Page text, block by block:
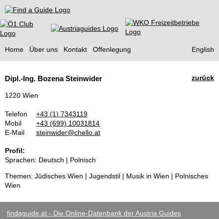
Find a Guide
Home Über uns Kontakt Offenlegung English
Guides
zurück
Dipl.-Ing. Bozena Steinwider
1220 Wien
Telefon
+43 (1) 7343119
Mobil
+43 (699) 10031814
E-Mail
steinwider@chello.at
Profil:
Sprachen: Deutsch | Polnisch
Themen: Jüdisches Wien | Jugendstil | Musik in Wien | Polnisches
Wien
findaguide.at - Die Online-Datenbank der Austria Guides